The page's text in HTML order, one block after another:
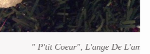
Coeur", L'ange De L'amour